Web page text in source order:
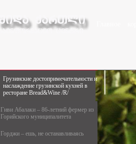
Грузинские достопримечательности и
наслаждение грузинской кухней в
ресторане Bread&Wine /R/
Гиви Абалаки – 86-летний фермер из
Горийского муниципалитета
Горджи – ешь, не останавливаясь